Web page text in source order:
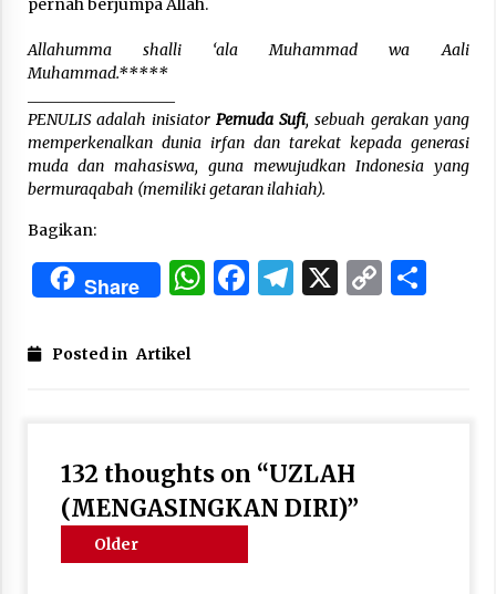
pernah berjumpa Allah.
Allahumma shalli ‘ala Muhammad wa Aali
Muhammad.*****
PENULIS adalah inisiator Pemuda Sufi, sebuah gerakan yang
memperkenalkan dunia irfan dan tarekat kepada generasi
muda dan mahasiswa, guna mewujudkan Indonesia yang
bermuraqabah (memiliki getaran ilahiah).
Bagikan:
Share WhatsApp
Facebook
Telegram
X Copy
Posted in Artikel
132 thoughts on “UZLAH
(MENGASINGKAN DIRI)”
Comments
Older